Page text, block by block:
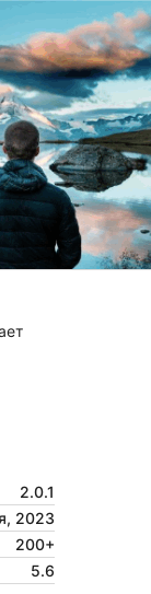
2.0.1
2023
200+
5.6